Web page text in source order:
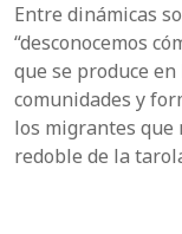
Entre dinámicas
“desconocemos
que se produce
comunidades y
los migrantes que
redoble de la